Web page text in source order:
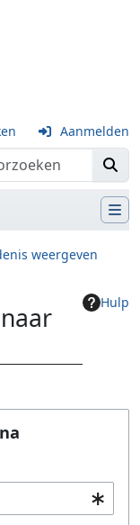
Aanmelden
weergeven
Hulp